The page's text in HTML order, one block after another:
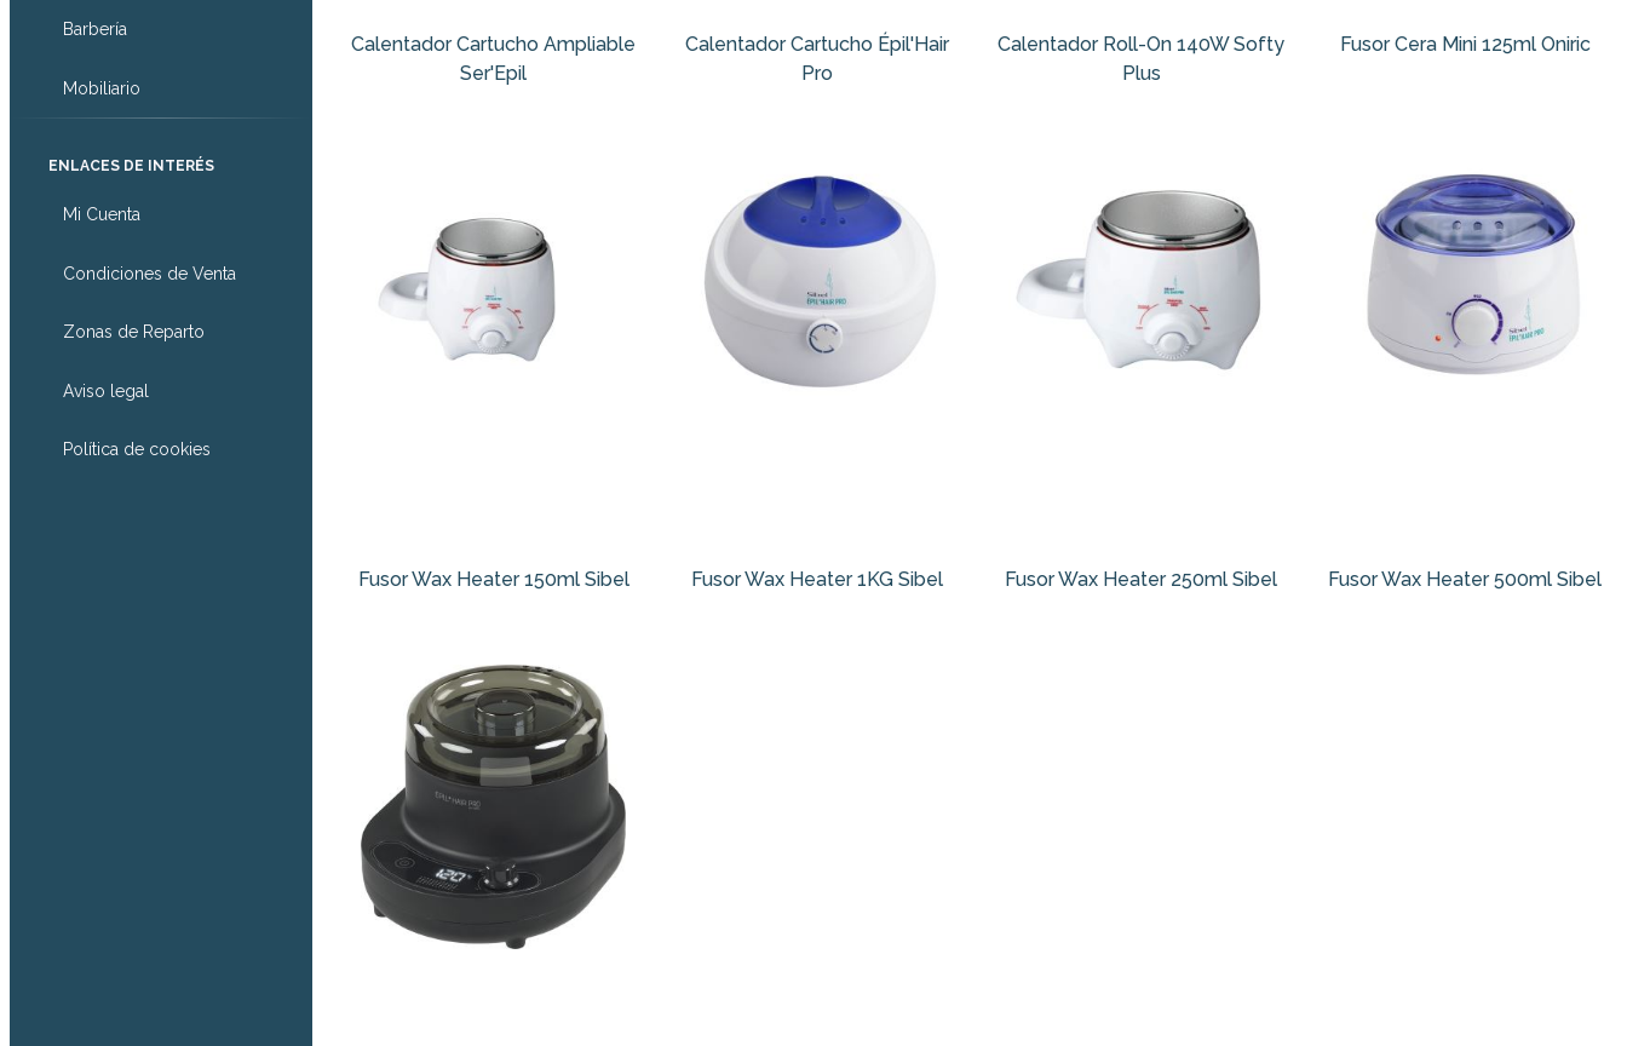
Barbería
Mobiliario
ENLACES DE INTERÉS
Mi Cuenta
Condiciones de Venta
Zonas de Reparto
Aviso legal
Política de cookies
Calentador Cartucho Ampliable
Ser'Epil
Calentador Cartucho Épil'Hair
Pro
Calentador Roll-On 140W Softy
Plus
Fusor Cera Mini 125ml Oniric
Fusor Wax Heater 150ml Sibel Fusor Wax Heater 1KG Sibel Fusor Wax Heater 250ml Sibel Fusor Wax Heater 500ml Sibel